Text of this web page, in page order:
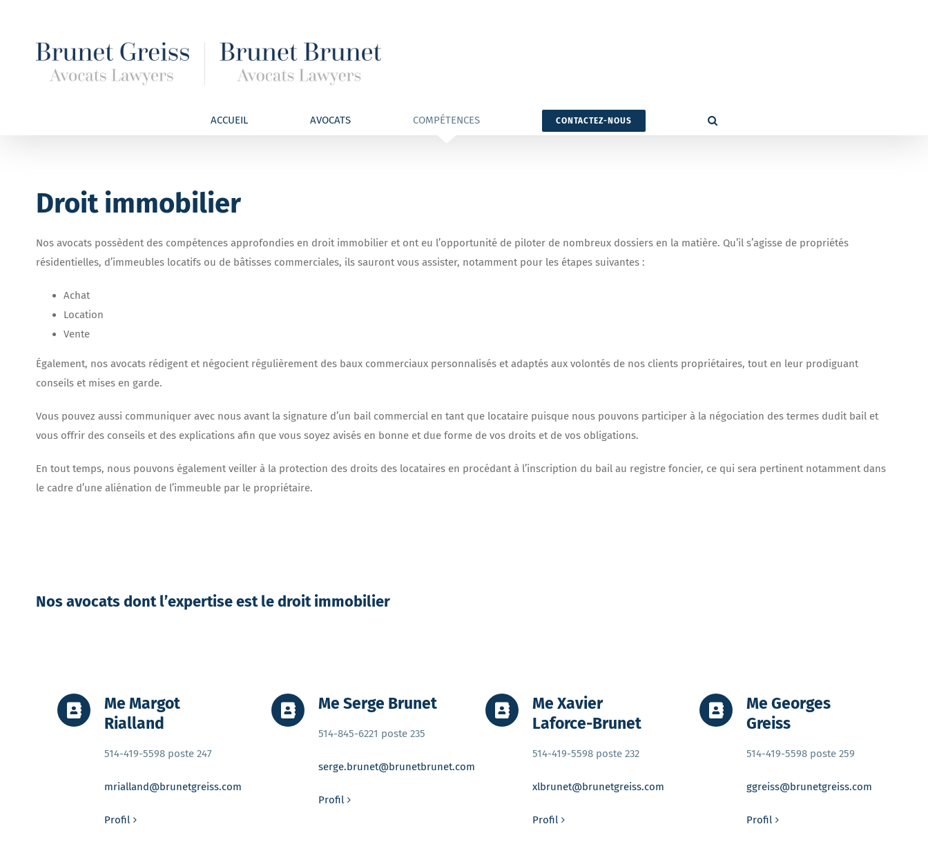
contenu
ACCUEIL AVOCATS COMPÉTENCES CONTACTEZ-NOUS
Droit immobilier
Nos avocats possèdent des compétences approfondies en droit immobilier et ont eu l’opportunité de piloter de nombreux dossiers en la matière. Qu’il s’agisse de propriétés
résidentielles, d’immeubles locatifs ou de bâtisses commerciales, ils sauront vous assister, notamment pour les étapes suivantes :
Achat
Location
Vente
Également, nos avocats rédigent et négocient régulièrement des baux commerciaux personnalisés et adaptés aux volontés de nos clients propriétaires, tout en leur prodiguant
conseils et mises en garde.
Vous pouvez aussi communiquer avec nous avant la signature d’un bail commercial en tant que locataire puisque nous pouvons participer à la négociation des termes dudit bail et
vous offrir des conseils et des explications afin que vous soyez avisés en bonne et due forme de vos droits et de vos obligations.
En tout temps, nous pouvons également veiller à la protection des droits des locataires en procédant à l’inscription du bail au registre foncier, ce qui sera pertinent notamment dans
le cadre d’une aliénation de l’immeuble par le propriétaire.
Nos avocats dont l’expertise est le droit immobilier
Me Margot
Rialland
514-419-5598 poste 247
mrialland@brunetgreiss.com
Profil
Me Serge Brunet
514-845-6221 poste 235
serge.brunet@brunetbrunet.com
Profil
Me Xavier
Laforce-Brunet
514-419-5598 poste 232
xlbrunet@brunetgreiss.com
Profil
Me Georges
Greiss
514-419-5598 poste 259
ggreiss@brunetgreiss.com
Profil